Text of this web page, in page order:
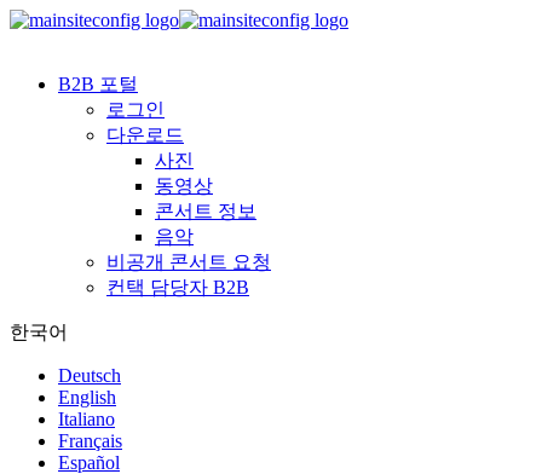
B2B 포털
로그인
다운로드
사진
동영상
콘서트 정보
음악
비공개 콘서트 요청
컨택 담당자 B2B
한국어
Deutsch
English
Italiano
Français
Español